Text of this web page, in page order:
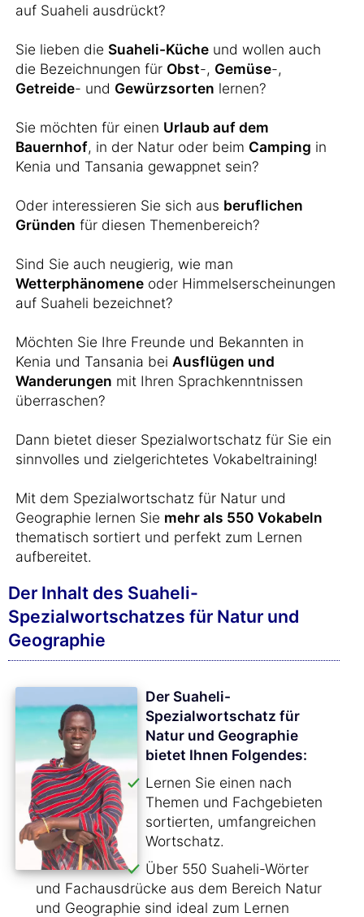
auf Suaheli ausdrückt?
Sie lieben die Suaheli-Küche und wollen auch
die Bezeichnungen für Obst-, Gemüse-,
Getreide- und Gewürzsorten lernen?
Sie möchten für einen Urlaub auf dem
Bauernhof, in der Natur oder beim Camping in
Kenia und Tansania gewappnet sein?
Oder interessieren Sie sich aus beruflichen
Gründen für diesen Themenbereich?
Sind Sie auch neugierig, wie man
Wetterphänomene oder Himmelserscheinungen
auf Suaheli bezeichnet?
Möchten Sie Ihre Freunde und Bekannten in
Kenia und Tansania bei Ausflügen und
Wanderungen mit Ihren Sprachkenntnissen
überraschen?
Dann bietet dieser Spezialwortschatz für Sie ein
sinnvolles und zielgerichtetes Vokabeltraining!
Mit dem Spezialwortschatz für Natur und
Geographie lernen Sie mehr als 550 Vokabeln
thematisch sortiert und perfekt zum Lernen
aufbereitet.
Der Inhalt des Suaheli-
Spezialwortschatzes für Natur und
Geographie
Der Suaheli-
Spezialwortschatz für
Natur und Geographie
bietet Ihnen Folgendes:
Lernen Sie einen nach
Themen und Fachgebieten
sortierten, umfangreichen
Wortschatz.
Über 550 Suaheli-Wörter
und Fachausdrücke aus dem Bereich Natur
und Geographie sind ideal zum Lernen